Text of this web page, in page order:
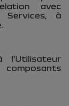
avec
à